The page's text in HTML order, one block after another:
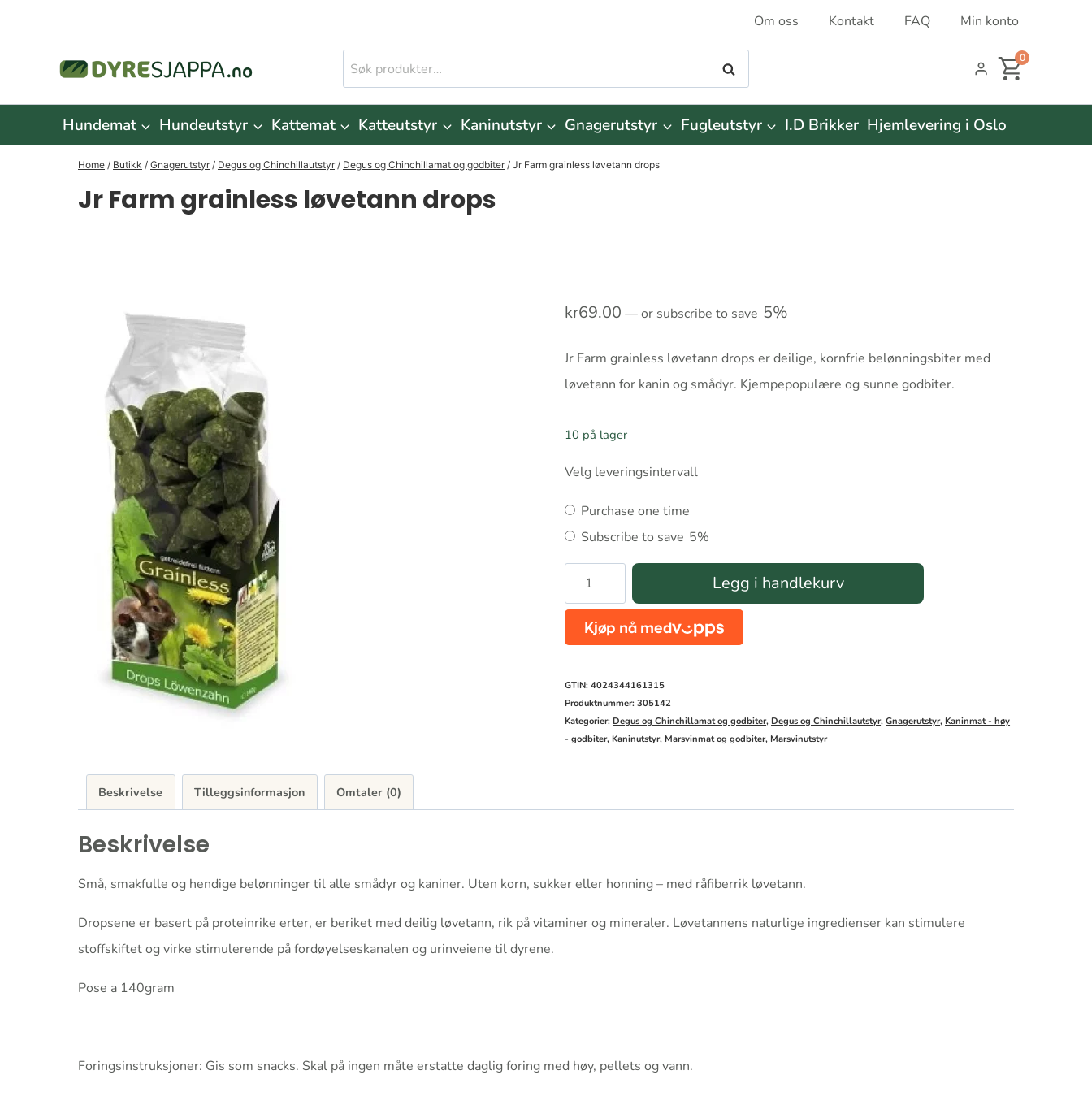
Om oss Kontakt FAQ Min konto
Søk
etter:
Søk
0
Hundemat Hundeutstyr Kattemat Katteutstyr Kaninutstyr Gnagerutstyr Fugleutstyr I.D Brikker Hjemlevering i Oslo
Home / Butikk / Gnagerutstyr / Degus og Chinchillautstyr / Degus og Chinchillamat og godbiter / Jr Farm grainless løvetann drops
Jr Farm grainless løvetann drops
kr69.00 —or subscribe to save 5%
Jr Farm grainless løvetann drops er deilige, kornfrie belønningsbiter med
løvetann for kanin og smådyr. Kjempepopulære og sunne godbiter.
10 på lager
Velg leveringsintervall
Choose
purchase
type
Purchase one time
Subscribe to save 5%
Farm
grainless
drops
antall
Legg i handlekurv
GTIN: 4024344161315
Produktnummer:305142
Kategorier:Degus og Chinchillamat og godbiter,Degus og Chinchillautstyr,Gnagerutstyr,Kaninmat - høy
- godbiter,Kaninutstyr, Marsvinmat og godbiter, Marsvinutstyr
Beskrivelse Tilleggsinformasjon Omtaler (0)
Beskrivelse
Små, smakfulle og hendige belønninger til alle smådyr og kaniner. Uten korn, sukker eller honning – med råfiberrik løvetann.
Dropsene er basert på proteinrike erter, er beriket med deilig løvetann, rik på vitaminer og mineraler. Løvetannens naturlige ingredienser kan stimulere
stoffskiftet og virke stimulerende på fordøyelseskanalen og urinveiene til dyrene.
Pose a 140gram
Foringsinstruksjoner: Gis som snacks. Skal på ingen måte erstatte daglig foring med høy, pellets og vann.